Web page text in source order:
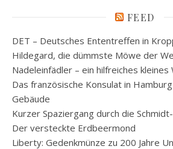
FEED
DET – Deutsches Ententreffen in
Hildegard, die dümmste Möwe der
Nadeleinfädler – ein hilfreiches kleines
Das französische Konsulat in
Gebäude
Kurzer Spaziergang durch die
Der versteckte Erdbeermond
Liberty: Gedenkmünze zu 200 Jahre